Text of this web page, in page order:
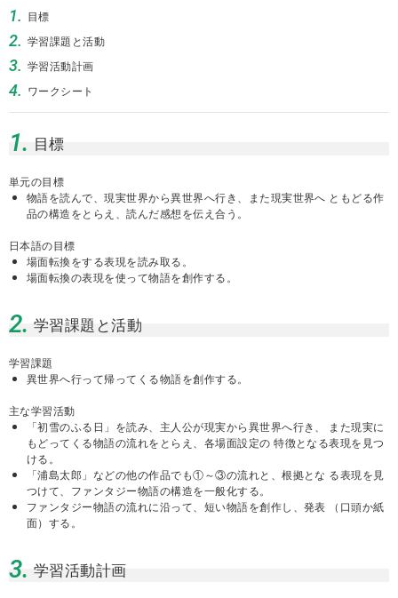
1. 目標
2. 学習課題と活動
3. 学習活動計画
4. ワークシート
1. 目標
単元の目標
物語を読んで、現実世界から異世界へ行き、また現実世界へ ともどる作
品の構造をとらえ、読んだ感想を伝え合う。
日本語の目標
場面転換をする表現を読み取る。
場面転換の表現を使って物語を創作する。
2. 学習課題と活動
学習課題
異世界へ行って帰ってくる物語を創作する。
主な学習活動
「初雪のふる日」を読み、主人公が現実から異世界へ行き、 また現実に
もどってくる物語の流れをとらえ、各場面設定の 特徴となる表現を見つ
ける。
「浦島太郎」などの他の作品でも①～③の流れと、根拠とな る表現を見
つけて、ファンタジー物語の構造を一般化する。
ファンタジー物語の流れに沿って、短い物語を創作し、発表 （口頭か紙
面）する。
3. 学習活動計画